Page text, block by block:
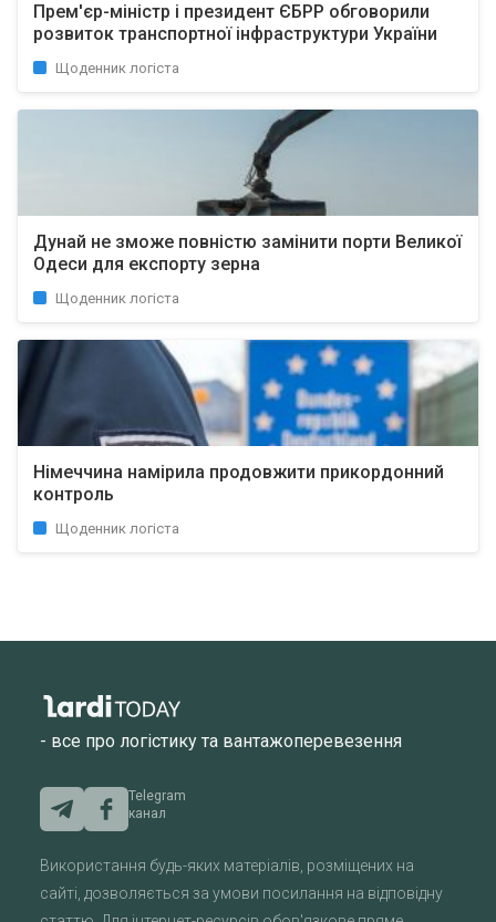
Прем'єр-міністр і президент ЄБРР обговорили
розвиток транспортної інфраструктури України
Щоденник логіста
Дунай не зможе повністю замінити порти Великої
Одеси для експорту зерна
Щоденник логіста
Німеччина намірила продовжити прикордонний
контроль
Щоденник логіста
- все про логістику та вантажоперевезення
Telegram
канал
Використання будь-яких матеріалів, розміщених на
сайті, дозволяється за умови посилання на відповідну